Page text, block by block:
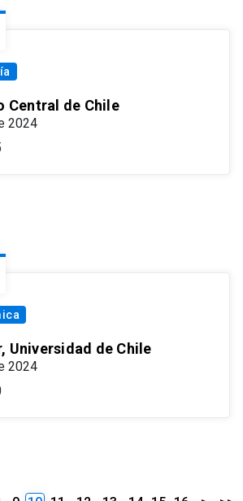
Central de Chile
2024
Universidad de Chile
2024